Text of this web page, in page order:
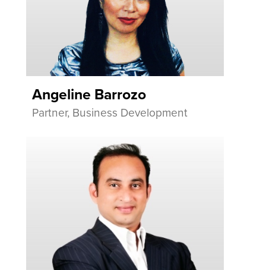
Angeline Barrozo
Partner, Business Development